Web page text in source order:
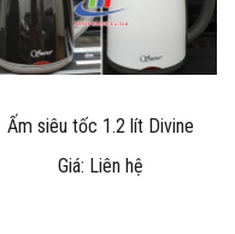
Ấm siêu tốc 1.2 lít Divine
Giá: Liên hệ